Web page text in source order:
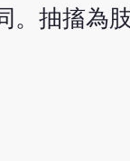
抽搐為